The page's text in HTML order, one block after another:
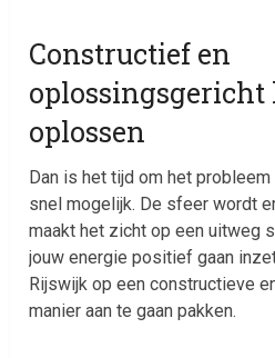
Constructief en
oplossen
Dan is het tijd om het
snel mogelijk. De sfeer wordt
maakt het zicht op een uitweg
jouw energie positief gaan
Rijswijk op een constructieve
manier aan te gaan pakken.